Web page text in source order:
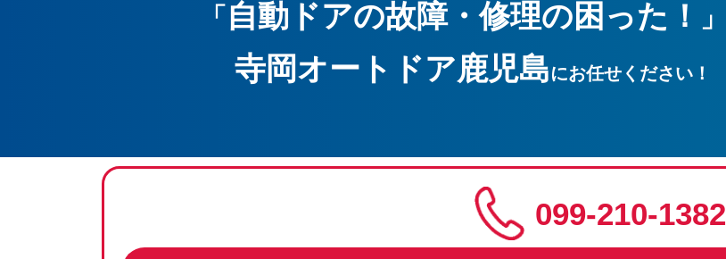
「 自動ドアの故障・修理の困った！ 」
寺岡オートドア鹿児島にお任せください！
099-210-1382